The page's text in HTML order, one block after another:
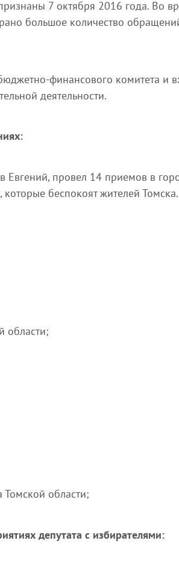
7 октября 2016 года. Во
большое количество
финансового комитета и
деятельности.
Евгений, провел 14 приемов в
беспокоят жителей
области;
Томской области;
депутата с избирателями: